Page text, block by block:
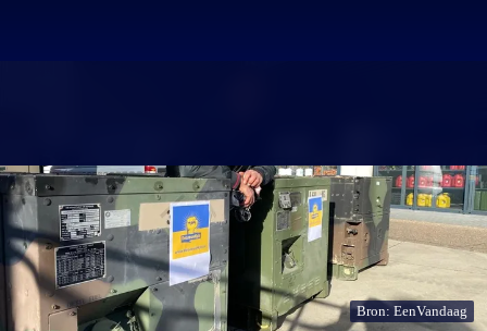
Bron: EenVandaag